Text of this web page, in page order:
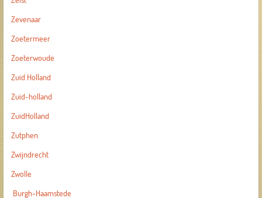
Zevenaar
Zoetermeer
Zoeterwoude
Zuid Holland
Zuid-holland
ZuidHolland
Zutphen
Zwijndrecht
Zwolle
Burgh-Haamstede